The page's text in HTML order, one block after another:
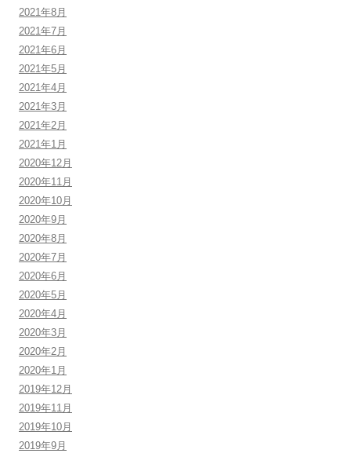
2021年8月
2021年7月
2021年6月
2021年5月
2021年4月
2021年3月
2021年2月
2021年1月
2020年12月
2020年11月
2020年10月
2020年9月
2020年8月
2020年7月
2020年6月
2020年5月
2020年4月
2020年3月
2020年2月
2020年1月
2019年12月
2019年11月
2019年10月
2019年9月